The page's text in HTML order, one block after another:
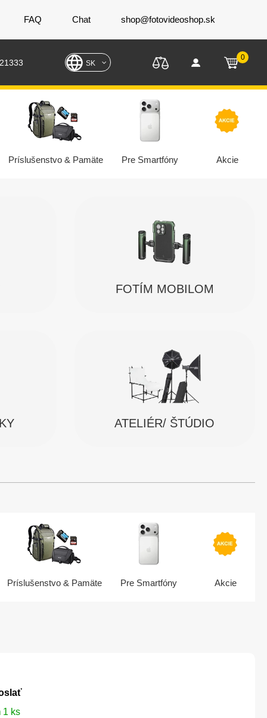
FAQ Chat shop@fotovideoshop.sk
SK
0
Príslušenstvo & Pamäte Pre Smartfóny Akcie
FOTÍM MOBILOM
ATELIÉR/ ŠTÚDIO
Príslušenstvo & Pamäte Pre Smartfóny Akcie
1 ks